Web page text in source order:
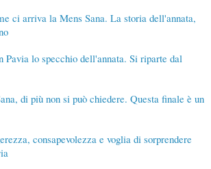
ci arriva la Mens Sana. La storia dell'annata,
Pavia lo specchio dell'annata. Si riparte dal
di più non si può chiedere. Questa finale è un
consapevolezza e voglia di sorprendere